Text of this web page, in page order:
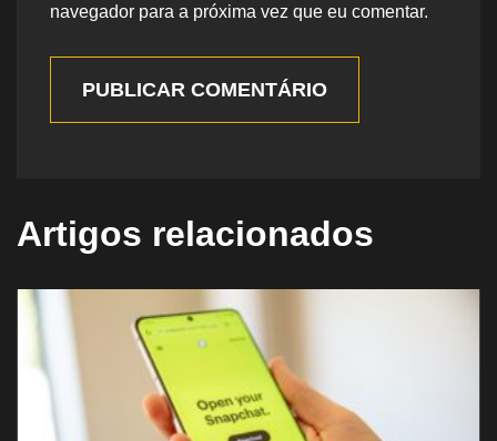
navegador para a próxima vez que eu comentar.
PUBLICAR COMENTÁRIO
Artigos relacionados